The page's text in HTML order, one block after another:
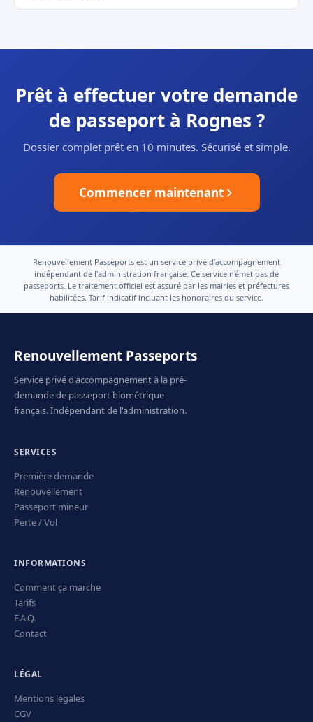
Prêt à effectuer votre demande
de passeport à Rognes ?
Dossier complet prêt en 10 minutes. Sécurisé et simple.
Commencer maintenant
Renouvellement Passeports est un service privé d'accompagnement
indépendant de l'administration française. Ce service n'émet pas de
passeports. Le traitement officiel est assuré par les mairies et préfectures
habilitées. Tarif indicatif incluant les honoraires du service.
Renouvellement Passeports
Service privé d'accompagnement à la pré-
demande de passeport biométrique
français. Indépendant de l'administration.
SERVICES
Première demande
Renouvellement
Passeport mineur
Perte / Vol
INFORMATIONS
Comment ça marche
Tarifs
F.A.Q.
Contact
LÉGAL
Mentions légales
CGV